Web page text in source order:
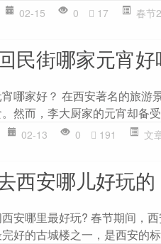
02-15 0 17 春节
民街哪家元宵好
哪家好？ 在西安著名的旅游
然而，李大厨家的元宵却备
02-13 0 191 文
西安哪儿好玩的
安哪里最好玩? 春节期间，
好的古城楼之一，是西安的